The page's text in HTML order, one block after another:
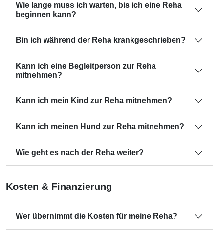
Wie lange muss ich warten, bis ich eine Reha
beginnen kann?
Bin ich während der Reha krankgeschrieben?
Kann ich eine Begleitperson zur Reha
mitnehmen?
Kann ich mein Kind zur Reha mitnehmen?
Kann ich meinen Hund zur Reha mitnehmen?
Wie geht es nach der Reha weiter?
Kosten & Finanzierung
Wer übernimmt die Kosten für meine Reha?